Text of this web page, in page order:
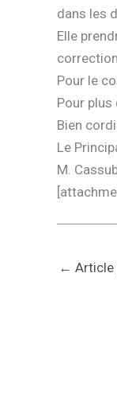
dans les
Elle
Pour le
Pour plus
Bien
Le
M.
← Article